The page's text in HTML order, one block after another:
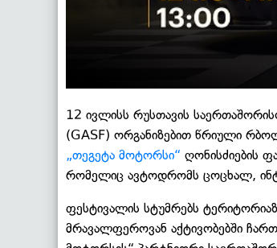
12 ივლისს რუსთავის
(GASF) ორგანიზებით წრიული
„თეგეტა მოტორსი“ ღონისძიების
რომელიც ავტოდრომს ცოცხალ,
ფესტივალის სტუმრებს
მრავალფეროვან აქტივობებში